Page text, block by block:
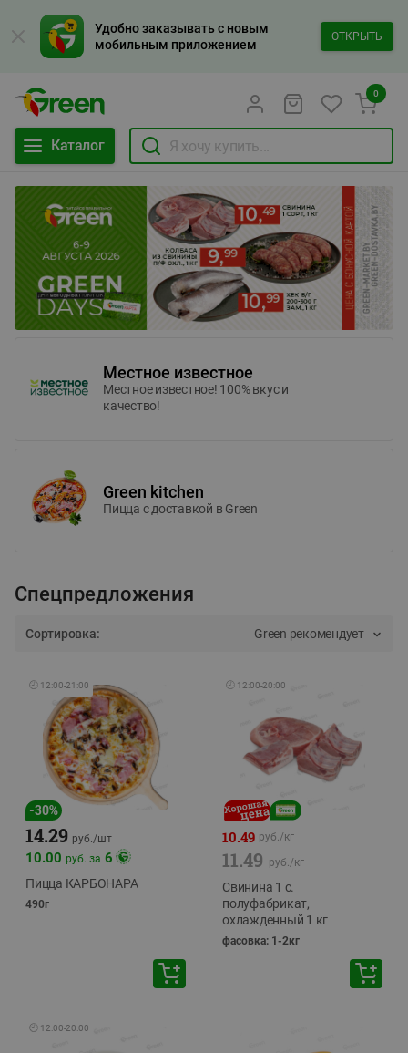
Удобно заказывать с новым
мобильным приложением
ОТКРЫТЬ
Каталог
0
Местное известное
Местное известное! 100% вкус и
качество!
Green kitchen
Пицца c доставкой в Green
Спецпредложения
Сортировка: Green рекомендует
🕘 12:00-21:00
-30%
14.29 руб./шт
10.00 руб. за 6
Пицца КАРБОНАРА
490г
🕘 12:00-20:00
10.49 руб./кг
11.49 руб./кг
Свинина 1 с.
полуфабрикат,
охлажденный 1 кг
фасовка: 1-2кг
🕘 12:00-20:00